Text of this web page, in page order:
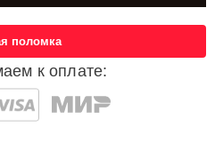
к оплате:
поломка